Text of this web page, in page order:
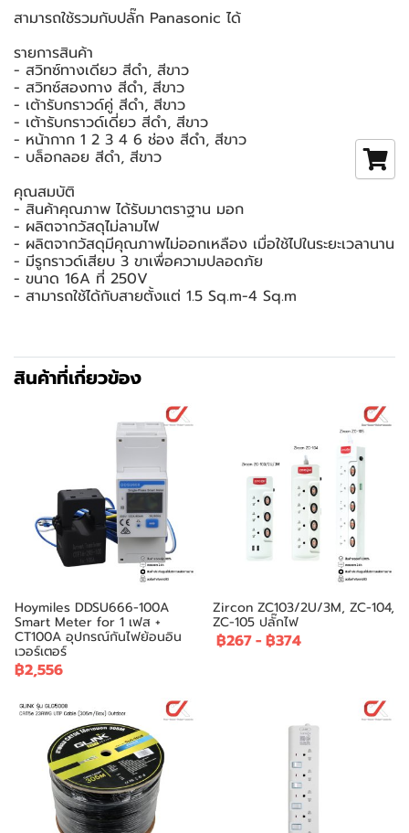
สามารถใช้รวมกับปลั๊ก Panasonic ได้
รายการสินค้า
- สวิทซ์ทางเดียว สีดำ, สีขาว
- สวิทซ์สองทาง สีดำ, สีขาว
- เต้ารับกราวด์คู่ สีดำ, สีขาว
- เต้ารับกราวด์เดี่ยว สีดำ, สีขาว
- หน้ากาก 1 2 3 4 6 ช่อง สีดำ, สีขาว
- บล็อกลอย สีดำ, สีขาว
คุณสมบัติ
- สินค้าคุณภาพ ได้รับมาตราฐาน มอก
- ผลิตจากวัสดุไม่ลามไฟ
- ผลิตจากวัสดุมีคุณภาพไม่ออกเหลือง เมื่อใช้ไปในระยะเวลานาน
- มีรูกราวด์เสียบ 3 ขาเพื่อความปลอดภัย
- ขนาด 16A ที่ 250V
- สามารถใช้ได้กับสายตั้งแต่ 1.5 Sq.m-4 Sq.m
สินค้าที่เกี่ยวข้อง
Hoymiles DDSU666-100A
Smart Meter for 1 เฟส +
CT100A อุปกรณ์กันไฟย้อนอิน
เวอร์เตอร์
฿2,556
Zircon ZC103/2U/3M, ZC-104,
ZC-105 ปลั๊กไฟ
฿267- ฿374